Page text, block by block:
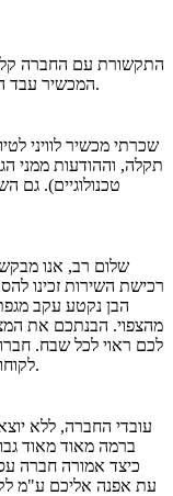
התקשורת עם החברה קל
המכשיר עבד היטב וענה על הציפיות. מומלץ בחום לעבוד אתם.
תקלה, וההודעות ממני
טכנולוגיים). גם
שלום רב, אנו
רכישת השירות זכינו
הבן נקטע עקב
מהצפוי. הבנתכם את
לכם ראוי לכל שבח.
לקוחותיכם. תודות והערכה רבה, עזרא ודורית אלישר.
עובדי החברה, ללא
ברמה מאוד מאוד
כיצד אמורה חברה
עת אפנה אליכם ע"מ